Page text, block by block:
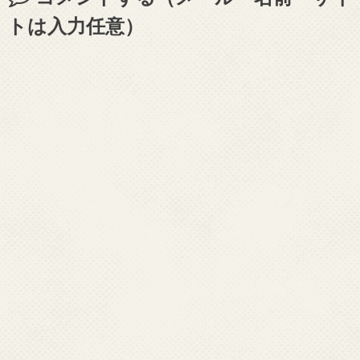
トは入力任意）